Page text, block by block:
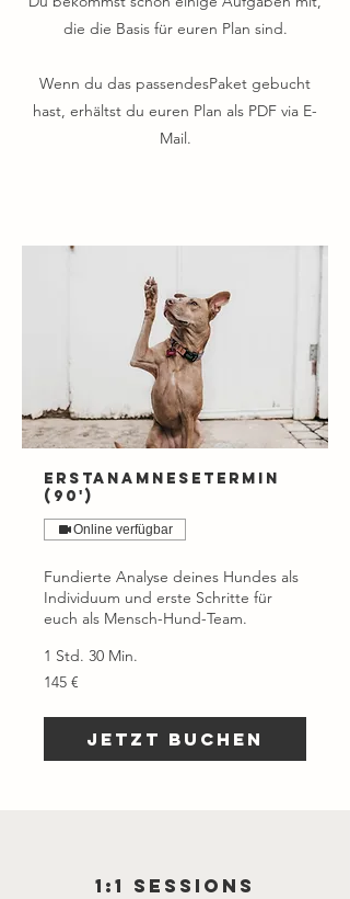
die die Basis für euren Plan sind.
Wenn du das passendesPaket gebucht
hast, erhältst du euren Plan als PDF via E-
Mail.
Erstanamnesetermin
(90')
Online verfügbar
Fundierte Analyse deines Hundes als
Individuum und erste Schritte für
euch als Mensch-Hund-Team.
1 Std. 30 Min.
145
Euro
145 €
Jetzt buchen
1:1 Sessions